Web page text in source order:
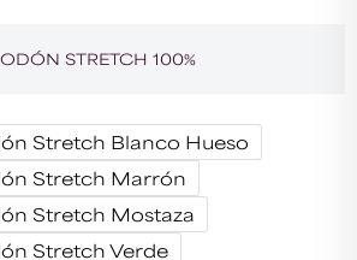
STRETCH 100%
Stretch Blanco Hueso
Stretch Marrón
Stretch Mostaza
Stretch Verde